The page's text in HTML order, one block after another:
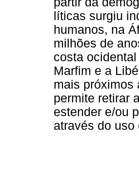
líticas surgiu
humanos, na
milhões de
costa
Marfim e a
mais próximos
permite retirar
estender e/ou
através do uso